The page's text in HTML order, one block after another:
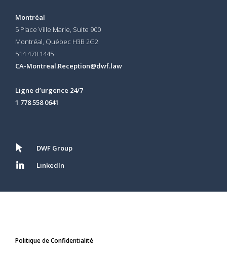
Montréal
5 Place Ville Marie, Suite 900
Montréal, Québec H3B 2G2
514 470 1445
CA-Montreal.Reception@dwf.law
Ligne d’urgence 24/7
1 778 558 0641
DWF Group
LinkedIn
Politique de Confidentialité